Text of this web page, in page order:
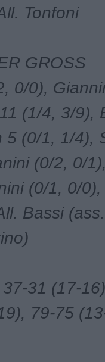
Tonfoni
GROSS
0/0),
(1/4, 3/9),
5 (0/1, 1/4),
(0/2, 0/
(0/1, 0/
Bassi (ass.
31 (17-
79-75